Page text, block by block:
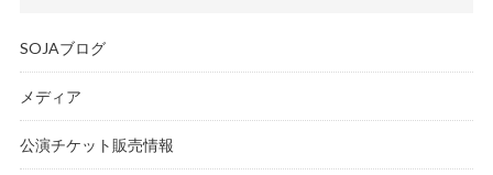
SOJAブログ
メディア
公演チケット販売情報